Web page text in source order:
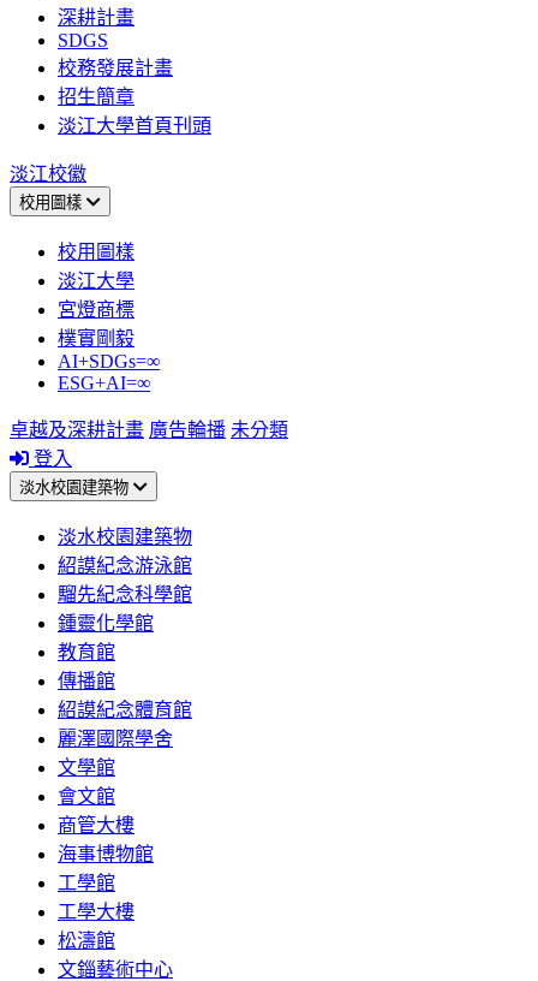
深耕計畫
SDGS
校務發展計畫
招生簡章
淡江大學首頁刊頭
淡江校徽
校用圖樣
校用圖樣
淡江大學
宮燈商標
樸實剛毅
AI+SDGs=∞
ESG+AI=∞
卓越及深耕計畫 廣告輪播 未分類
登入
淡水校園建築物
淡水校園建築物
紹謨紀念游泳館
騮先紀念科學館
鍾靈化學館
教育館
傳播館
紹謨紀念體育館
麗澤國際學舍
文學館
會文館
商管大樓
海事博物館
工學館
工學大樓
松濤館
文錙藝術中心